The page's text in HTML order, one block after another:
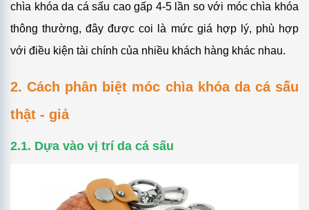
chìa khóa da cá sấu cao gấp 4-5 lần so với móc chìa khóa
thông thường, đây được coi là mức giá hợp lý, phù hợp
với điều kiện tài chính của nhiều khách hàng khác nhau.
2. Cách phân biệt móc chìa khóa da cá sấu
thật - giả
2.1. Dựa vào vị trí da cá sấu